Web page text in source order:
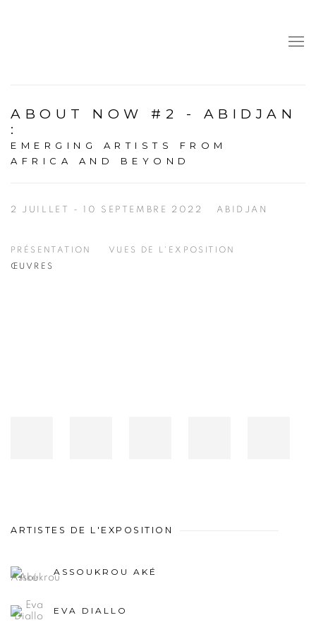
ABOUT NOW #2 - ABIDJAN
:
EMERGING ARTISTS FROM
AFRICA AND BEYOND
2 JUILLET - 10 SEPTEMBRE 2022 ABIDJAN
PRÉSENTATION
VUES DE L'EXPOSITION
ŒUVRES
ARTISTES DE L'EXPOSITION
ASSOUKROU AKÉ
EVA DIALLO